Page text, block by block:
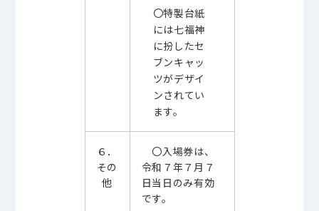
〇特製台紙
には七福神
に扮したセ
ブンキャッ
ツがデザイ
ンされてい
ます。
６．
その
他
〇入場券は、
令和７年７月７
日当日のみ有効
です。